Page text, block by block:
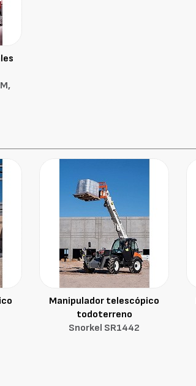
Manipulador telescópico
todoterreno
Snorkel SR1442